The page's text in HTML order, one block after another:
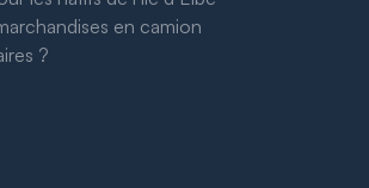
en camion
?